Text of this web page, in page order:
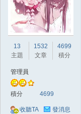
13
主題
1532
文章
4699
積分
管理員
積分 4699
收聽TA 發消息